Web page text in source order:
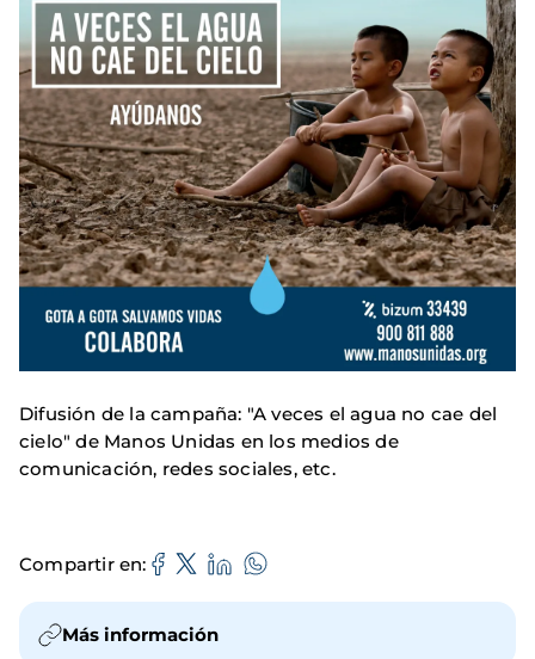
Difusión de la campaña: "A veces el agua no cae del
cielo" de Manos Unidas en los medios de
comunicación, redes sociales, etc.
Compartir en
Más información